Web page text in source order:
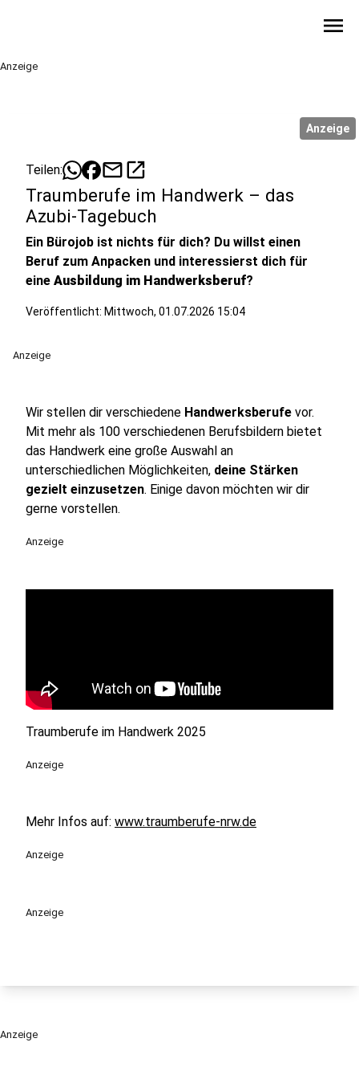
menu
Anzeige
Anzeige
Teilen: mailopen_in_new
Traumberufe im Handwerk – das
Azubi-Tagebuch
Ein Bürojob ist nichts für dich? Du willst einen
Beruf zum Anpacken und interessierst dich für
eine Ausbildung im Handwerksberuf?
Veröffentlicht: Mittwoch, 01.07.2026 15:04
Anzeige
Wir stellen dir verschiedene Handwerksberufe vor.
Mit mehr als 100 verschiedenen Berufsbildern bietet
das Handwerk eine große Auswahl an
unterschiedlichen Möglichkeiten, deine Stärken
gezielt einzusetzen. Einige davon möchten wir dir
gerne vorstellen.
Anzeige
Traumberufe im Handwerk 2025
Anzeige
Mehr Infos auf: www.traumberufe-nrw.de
Anzeige
Anzeige
Anzeige